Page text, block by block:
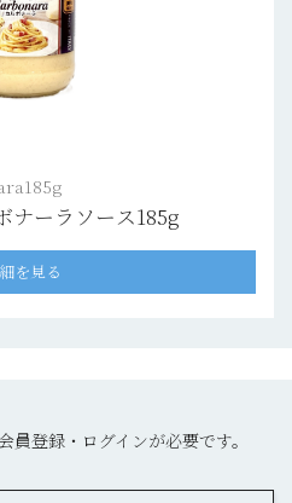
ーラソース185g
を見る
員登録・ログインが必要です。